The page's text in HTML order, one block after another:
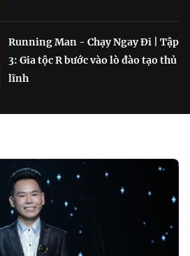
Running Man - Chạy Ngay Đi | Tập
3: Gia tộc R bước vào lò đào tạo thủ
lĩnh